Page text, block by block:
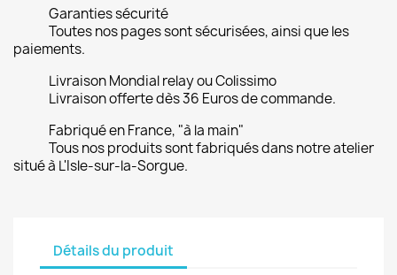
Garanties sécurité
Toutes nos pages sont sécurisées, ainsi que les
paiements.
Livraison Mondial relay ou Colissimo
Livraison offerte dès 36 Euros de commande.
Fabriqué en France, "à la main"
Tous nos produits sont fabriqués dans notre atelier
situé à L'Isle-sur-la-Sorgue.
Détails du produit